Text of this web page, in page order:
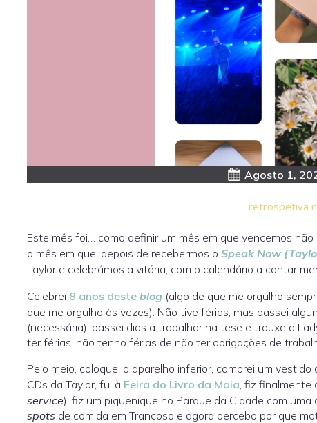
Agosto 1,
retrospetiva
Este mês foi… como definir um mês em que vencemos
o mês em que, depois de recebermos o Speak Now
Taylor e celebrámos a vitória, com o calendário a contar
Celebrei 8 anos deste blog (algo de que me orgulho
que me orgulho às vezes). Não tive férias, mas passei
(necessária), passei dias a trabalhar na tese e trouxe a
ter férias. não tenho férias de não ter obrigações de
Pelo meio, coloquei o aparelho inferior, comprei um
CDs da Taylor, fui à Feira do Livro da Maia, fiz finalmente
service), fiz um piquenique no Parque da Cidade com
spots de comida em Trancoso e agora percebo por que